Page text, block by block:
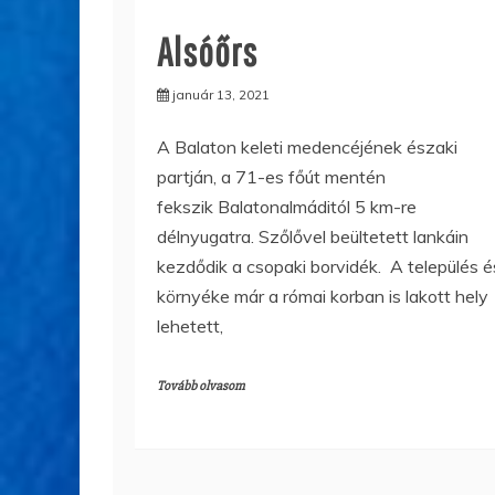
Alsóőrs
január 13, 2021
A Balaton keleti medencéjének északi
partján, a 71-es főút mentén
fekszik Balatonalmáditól 5 km-re
délnyugatra. Szőlővel beültetett lankáin
kezdődik a csopaki borvidék. A település
környéke már a római korban is lakott hely
lehetett,
Tovább olvasom